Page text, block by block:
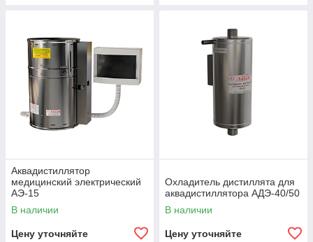
Аквадистиллятор
медицинский электрический
АЭ-15
В наличии
Цену уточняйте
Охладитель дистиллята для
аквадистиллятора АДЭ-40/50
В наличии
Цену уточняйте